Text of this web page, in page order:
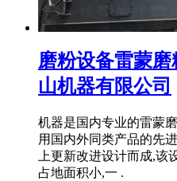
磨粉设备雷蒙
山机器有限公司
机器是国内专业的雷蒙
用国内外同类产品的先
上更新改进设计而成,该
占地面积小,一 .